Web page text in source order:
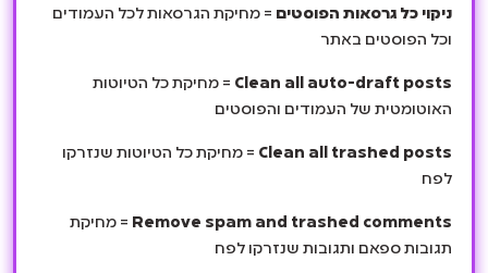
ניקוי כל גרסאות הפוסטים = מחיקת הגרסאות לכל העמודים
וכל הפוסטים באתר
Clean all auto-draft posts = מחיקת כל הטיוטות
האוטומטית של העמודים והפוסטים
Clean all trashed posts = מחיקת כל הטיוטות שנזרקו
לפח
Remove spam and trashed comments = מחיקת
תגובות ספאם ותגובות שנזרקו לפח